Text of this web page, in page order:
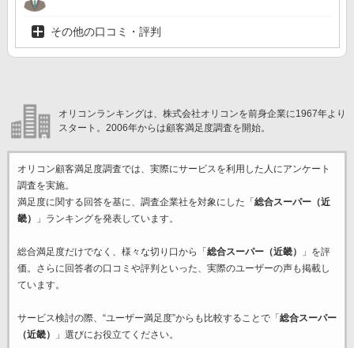
その他の口コミ・評判
オリコンランキングは、株式会社オリコンを前身企業に1967年より
スタート。2006年からは顧客満足度調査を開始。
オリコン顧客満足度調査では、実際にサービスを利用した 人にアンケート
調査を実施。
満足度に関する回答を基に、調査企業社を対象にした「 総合スーパー（近
畿）
」ランキングを発表しています。
総合満足度だけでなく、様々な切り口から「 総合スーパー（近畿）
」を評
価。さらに回答者の口コミや評判といった、実際のユーザーの声も掲載し
ています。
サービス検討の際、“ユーザー満足度”からも比較することで「 総合スーパー
（近畿）
」選びにお役立てください。